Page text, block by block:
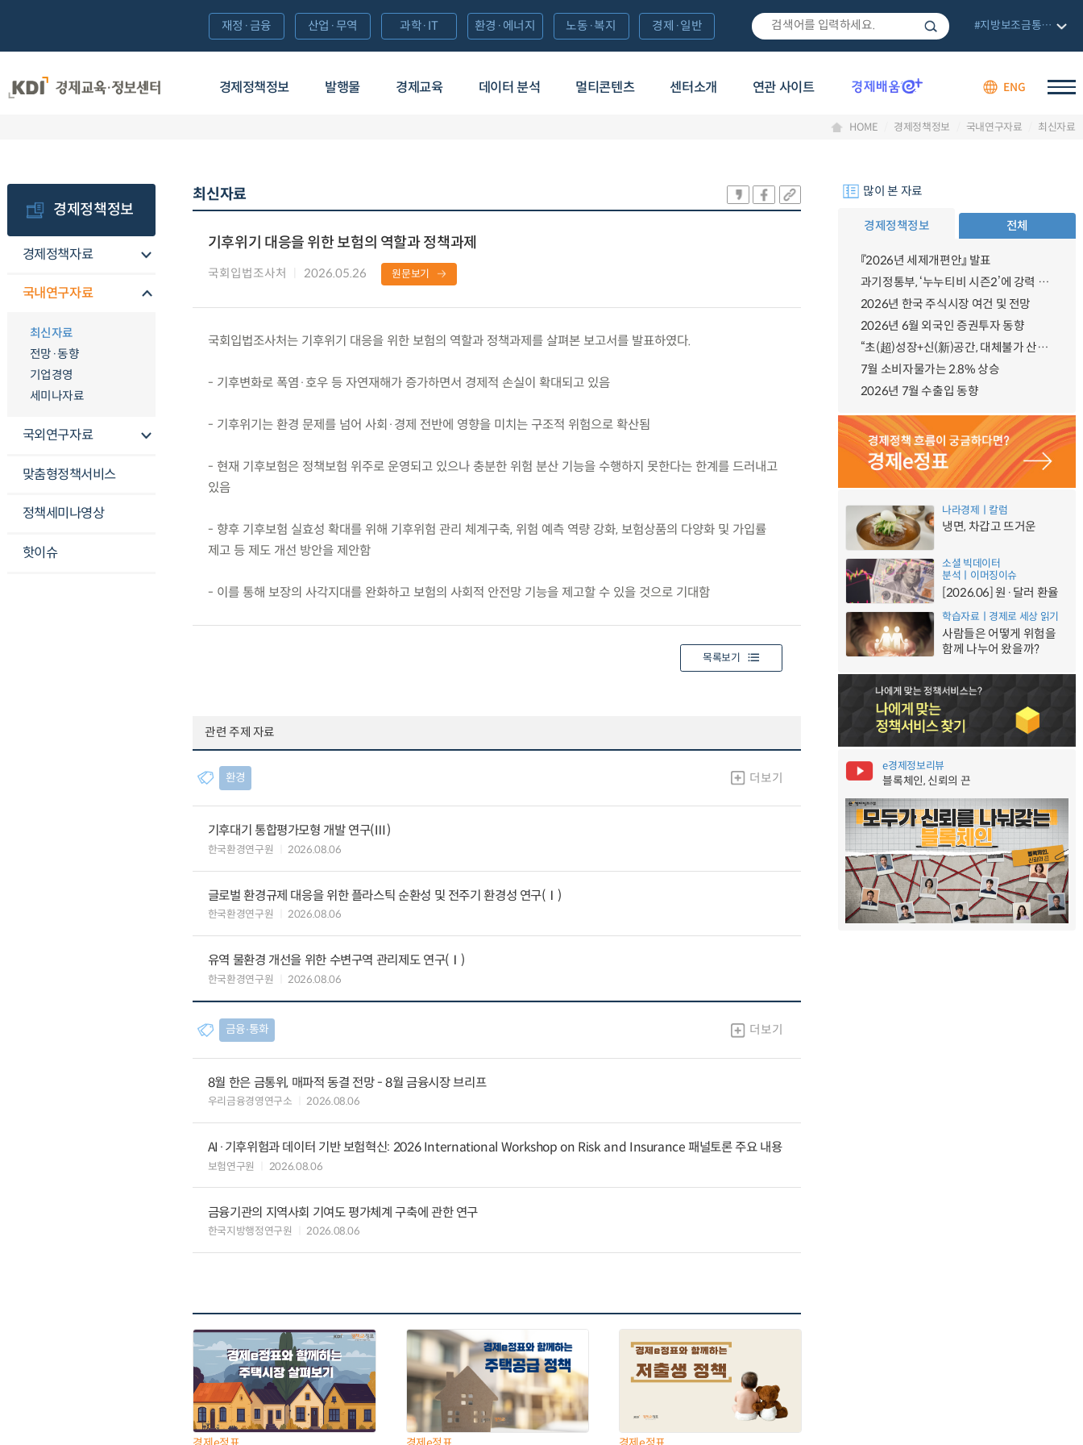
경제정책정보 발행물 경제교육 데이터 분석 멀티콘텐츠 센터소개 연관 사이트 ENG
재정·금융 산업·무역 과학·IT 환경·에너지 노동·복지 경제·일반 #지방보조금통합관리망
HOME 경제정책정보 국내연구자료 최신자료
경제정책정보
경제정책자료
국내연구자료
최신자료
전망·동향
기업경영
세미나자료
국외연구자료
맞춤형정책서비스
정책세미나영상
핫이슈
최신자료
기후위기 대응을 위한 보험의 역할과 정책과제
국회입법조사처 2026.05.26 원문보기
국회입법조사처는 기후위기 대응을 위한 보험의 역할과 정책과제를 살펴본 보고서를 발표하였다.
- 기후변화로 폭염·호우 등 자연재해가 증가하면서 경제적 손실이 확대되고 있음
- 기후위기는 환경 문제를 넘어 사회·경제 전반에 영향을 미치는 구조적 위험으로 확산됨
- 현재 기후보험은 정책보험 위주로 운영되고 있으나 충분한 위험 분산 기능을 수행하지 못한다는 한계를 드러내고
있음
- 향후 기후보험 실효성 확대를 위해 기후위험 관리 체계구축, 위험 예측 역량 강화, 보험상품의 다양화 및 가입률
제고 등 제도 개선 방안을 제안함
- 이를 통해 보장의 사각지대를 완화하고 보험의 사회적 안전망 기능을 제고할 수 있을 것으로 기대함
목록보기
관련 주제 자료
환경 더보기
기후대기 통합평가모형 개발 연구(Ⅲ)
한국환경연구원 2026.08.06
글로벌 환경규제 대응을 위한 플라스틱 순환성 및 전주기 환경성 연구(Ⅰ)
한국환경연구원 2026.08.06
유역 물환경 개선을 위한 수변구역 관리제도 연구(Ⅰ)
한국환경연구원 2026.08.06
금융∙통화 더보기
8월 한은 금통위, 매파적 동결 전망 - 8월 금융시장 브리프
우리금융경영연구소 2026.08.06
AI·기후위험과 데이터 기반 보험혁신: 2026 International Workshop on Risk and Insurance 패널토론 주요 내용
보험연구원 2026.08.06
금융기관의 지역사회 기여도 평가체계 구축에 관한 연구
한국지방행정연구원 2026.08.06
많이 본 자료
경제정책정보 전체
『2026년 세제개편안』 발표
과기정통부, ‘누누티비 시즌2’에 강력 대응 의지 밝혀
2026년 한국 주식시장 여건 및 전망
2026년 6월 외국인 증권투자 동향
“초(超)성장+신(新)공간, 대체불가 산업강국”
7월 소비자물가는 2.8% 상승
2026년 7월 수출입 동향
나라경제ㅣ칼럼
냉면, 차갑고 뜨거운
소셜 빅데이터
분석ㅣ이머징이슈
[2026.06] 원·달러 환율
학습자료ㅣ경제로 세상 읽기
사람들은 어떻게 위험을
함께 나누어 왔을까?
e경제정보리뷰
블록체인, 신뢰의 끈